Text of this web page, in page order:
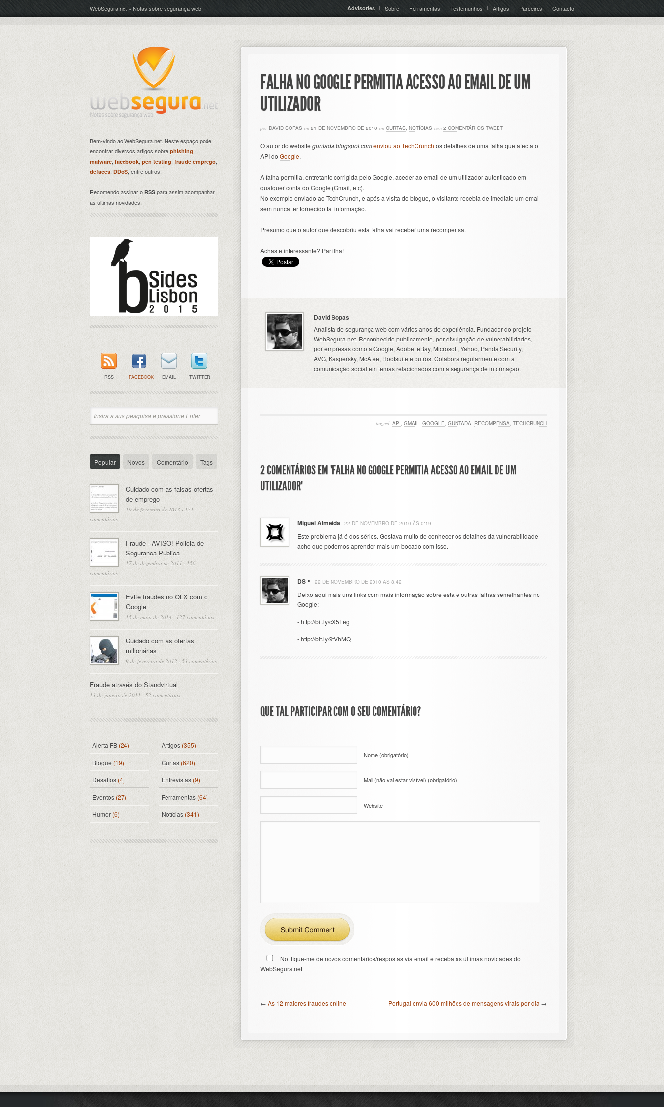
WebSegura.net » Notas sobre segurança web Advisories Sobre Ferramentas Testemunhos Artigos Parceiros Contacto
FALHA NO GOOGLE PERMITIA ACESSO AO EMAIL DE UM
UTILIZADOR
por DAVID SOPAS em 21 DE NOVEMBRO DE 2010 em CURTAS, NOTÍCIAS com 2 COMENTÁRIOS TWEET
O autor do website guntada.blogspot.comenviou ao TechCrunch os detalhes de uma falha que afecta o
API do Google.
A falha permitia, entretanto corrigida pelo Google, aceder ao email de um utilizador autenticado em
qualquer conta do Google (Gmail, etc).
No exemplo enviado ao TechCrunch, e após a visita do blogue, o visitante recebia de imediato um email
sem nunca ter fornecido tal informação.
Presumo que o autor que descobriu esta falha vai receber uma recompensa.
Achaste interessante? Partilha!
David Sopas
Analista de segurança web com vários anos de experiência. Fundador do projeto
WebSegura.net. Reconhecido publicamente, por divulgação de vulnerabilidades,
por empresas como a Google, Adobe, eBay, Microsoft, Yahoo, Panda Security,
AVG, Kaspersky, McAfee, Hootsuite e outros. Colabora regularmente com a
comunicação social em temas relacionados com a segurança de informação.
tagged: API, GMAIL, GOOGLE, GUNTADA, RECOMPENSA, TECHCRUNCH
2 COMENTÁRIOS EM "FALHA NO GOOGLE PERMITIA ACESSO AO EMAIL DE UM
UTILIZADOR"
Miguel Almeida 22 DE NOVEMBRO DE 2010 ÀS 0:19
Este problema já é dos sérios. Gostava muito de conhecer os detalhes da vulnerabilidade;
acho que podemos aprender mais um bocado com isso.
DS 22 DE NOVEMBRO DE 2010 ÀS 8:42
Deixo aqui mais uns links com mais informação sobre esta e outras falhas semelhantes no
Google:
- http://bit.ly/cX5Feg
- http://bit.ly/9tVhMQ
QUE TAL PARTICIPAR COM O SEU COMENTÁRIO?
Nome (obrigatório)
Mail (não vai estar visível) (obrigatório)
Website
Notifique-me de novos comentários/respostas via email e receba as últimas novidades do
WebSegura.net
← As 12 maiores fraudes online Portugal envia 600 milhões de mensagens virais por dia →
Bem-vindo ao WebSegura.net. Neste espaço pode
encontrar diversos artigos sobre phishing,
malware, facebook, pen testing, fraude emprego,
defaces DDoS, entre outros.
Recomendo assinar o RSS para assim acompanhar
as últimas novidades.
RSS FACEBOOK EMAIL TWITTER
Popular Novos Comentário Tags
Cuidado com as falsas ofertas
de emprego
19 de fevereiro de 2013 · 171
comentários
Fraude - AVISO! Policia de
Seguranca Publica
17 de dezembro de 2011 · 156
comentários
Evite fraudes no OLX com o
Google
15 de maio de 2014 · 127 comentários
Cuidado com as ofertas
milionárias
9 de fevereiro de 2012 · 53 comentários
Fraude através do Standvirtual
13 de janeiro de 2011 · 52 comentários
Alerta FB(24) Artigos(355)
Blogue(19) Curtas (620)
Desafios (4) Entrevistas (9)
Eventos (27) Ferramentas(64)
Humor(6) Notícias (341)